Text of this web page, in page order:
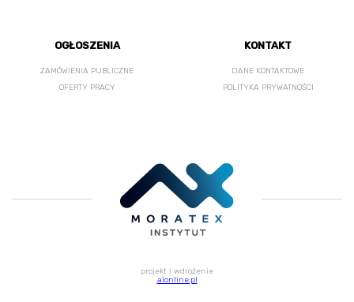
OGŁOSZENIA
ZAMÓWIENIA PUBLICZNE
OFERTY PRACY
KONTAKT
DANE KONTAKTOWE
POLITYKA PRYWATNOŚCI
projekt i wdrożenie
aionline.pl